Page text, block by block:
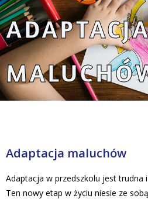
Adaptacja maluchów
Adaptacja w przedszkolu jest trudna
Ten nowy etap w życiu niesie ze